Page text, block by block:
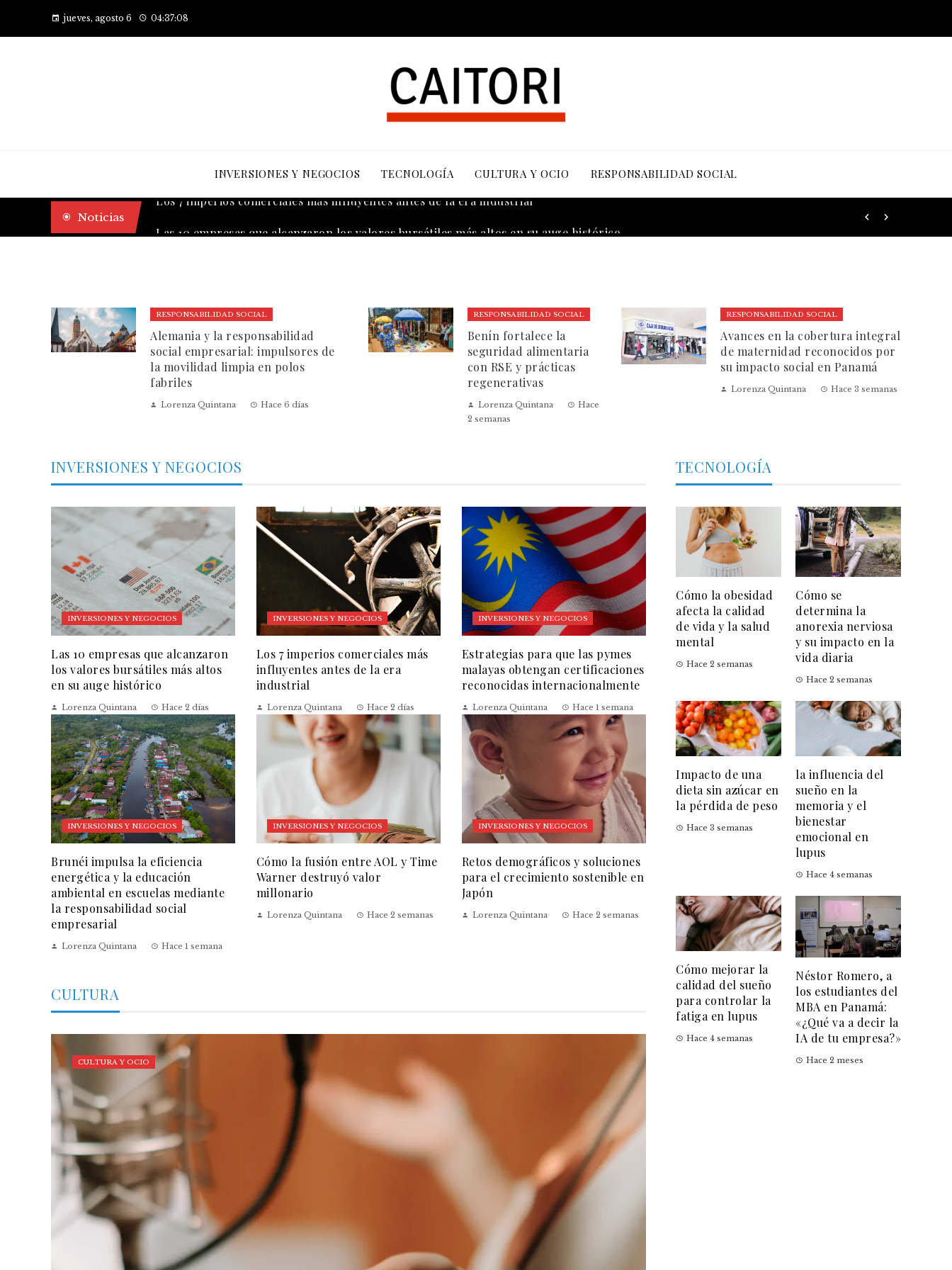
jueves, agosto 6 04:37:09
INVERSIONES Y NEGOCIOS TECNOLOGÍA CULTURA Y OCIO RESPONSABILIDAD SOCIAL
Noticias
RESPONSABILIDAD SOCIAL
Alemania y la responsabilidad
social empresarial: impulsores de
la movilidad limpia en polos
fabriles
Lorenza Quintana Hace 6 días
RESPONSABILIDAD SOCIAL
Benín fortalece la
seguridad alimentaria
con RSE y prácticas
regenerativas
Lorenza Quintana
Hace
2 semanas
RESPONSABILIDAD SOCIAL
Avances en la cobertura integral
de maternidad reconocidos por
su impacto social en Panamá
Lorenza Quintana Hace 3 semanas
INVERSIONES Y NEGOCIOS
INVERSIONES Y NEGOCIOS
Las 10 empresas que alcanzaron
los valores bursátiles más altos
en su auge histórico
Lorenza Quintana Hace 2 días
INVERSIONES Y NEGOCIOS
Los 7 imperios comerciales más
influyentes antes de la era
industrial
Lorenza Quintana Hace 2 días
INVERSIONES Y NEGOCIOS
Estrategias para que las pymes
malayas obtengan certificaciones
reconocidas internacionalmente
Lorenza Quintana Hace 1 semana
INVERSIONES Y NEGOCIOS
Brunéi impulsa la eficiencia
energética y la educación
ambiental en escuelas mediante
la responsabilidad social
empresarial
Lorenza Quintana Hace 1 semana
INVERSIONES Y NEGOCIOS
Cómo la fusión entre AOL y Time
Warner destruyó valor
millonario
Lorenza Quintana Hace 2 semanas
INVERSIONES Y NEGOCIOS
Retos demográficos y soluciones
para el crecimiento sostenible en
Japón
Lorenza Quintana Hace 2 semanas
CULTURA
CULTURA Y OCIO
TECNOLOGÍA
Cómo la obesidad
afecta la calidad
de vida y la salud
mental
Hace 2 semanas
Cómo se
determina la
anorexia nerviosa
y su impacto en la
vida diaria
Hace 2 semanas
Impacto de una
dieta sin azúcar en
la pérdida de peso
Hace 3 semanas
la influencia del
sueño en la
memoria y el
bienestar
emocional en
lupus
Hace 4 semanas
Cómo mejorar la
calidad del sueño
para controlar la
fatiga en lupus
Hace 4 semanas
Néstor Romero, a
los estudiantes del
MBA en Panamá:
«¿Qué va a decir la
IA de tu empresa?»
Hace 2 meses